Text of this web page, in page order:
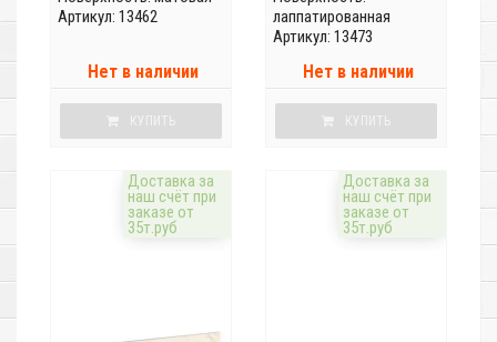
Артикул: 13462
Нет в наличии
КУПИТЬ
лаппатированная
Артикул: 13473
Нет в наличии
КУПИТЬ
Доставка за
наш счёт при
заказе от
35т.руб
Доставка за
наш счёт при
заказе от
35т.руб